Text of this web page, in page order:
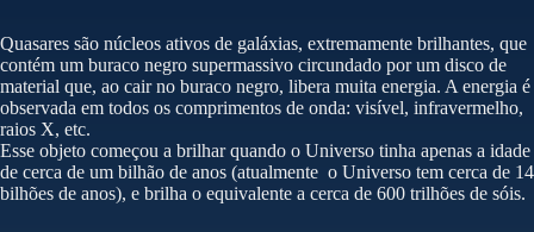
Quasares são núcleos ativos de galáxias, extremamente brilhantes, que
contém um buraco negro supermassivo circundado por um disco de
material que, ao cair no buraco negro, libera muita energia. A energia é
observada em todos os comprimentos de onda: visível, infravermelho,
raios X, etc.
Esse objeto começou a brilhar quando o Universo tinha apenas a idade
de cerca de um bilhão de anos (atualmente o Universo tem cerca de 14
bilhões de anos), e brilha o equivalente a cerca de 600 trilhões de sóis.